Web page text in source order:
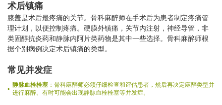
术后镇痛
膝盖是术后最疼痛的关节。骨科麻醉师在手术后为患者制定疼痛管
理计划，以便控制疼痛。硬膜外镇痛，关节内注射，神经导管，非
类固醇抗炎药和静脉内阿片类药物是其中一些选择。骨科麻醉师根
据个别病例决定术后镇痛的类型。
常见并发症
静脉血栓栓塞 ：骨科麻醉师必须仔细检查和评估患者，然后再决定麻醉类型并
进行麻醉。有时可能会出现静脉血栓栓塞等并发症。